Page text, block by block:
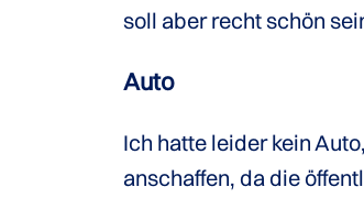
soll aber recht schön
Auto
Ich hatte leider kein
anschaffen, da die